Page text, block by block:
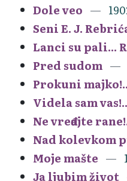
Dole veo
Seni E. J.
Lanci su pali...
Pred sudom
Prokuni
Videla sam
Ne vređajte
Nad kolevkom
Moje mašte
Ja ljubim život